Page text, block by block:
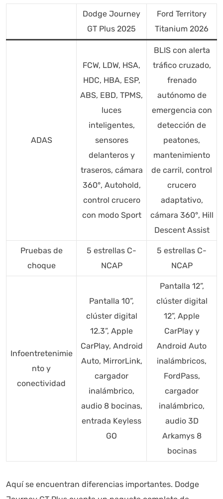
Dodge Journey
GT Plus 2025
Ford Territory
Titanium 2026
ADAS
FCW, LDW, HSA,
HDC, HBA, ESP,
ABS, EBD, TPMS,
luces
inteligentes,
sensores
delanteros y
traseros, cámara
360°, Autohold,
control crucero
con modo Sport
BLIS con alerta
tráfico cruzado,
frenado
autónomo de
emergencia con
detección de
peatones,
mantenimiento
de carril, control
crucero
adaptativo,
cámara 360°, Hill
Descent Assist
Pruebas de
choque
5 estrellas C-
NCAP
5 estrellas C-
NCAP
Infoentretenimie
nto y
conectividad
Pantalla 10”,
clúster digital
12.3”, Apple
CarPlay, Android
Auto, MirrorLink,
cargador
inalámbrico,
audio 8 bocinas,
entrada Keyless
GO
Pantalla 12”,
clúster digital
12”, Apple
CarPlay y
Android Auto
inalámbricos,
FordPass,
cargador
inalámbrico,
audio 3D
Arkamys 8
bocinas
Aquí se encuentran diferencias importantes. Dodge